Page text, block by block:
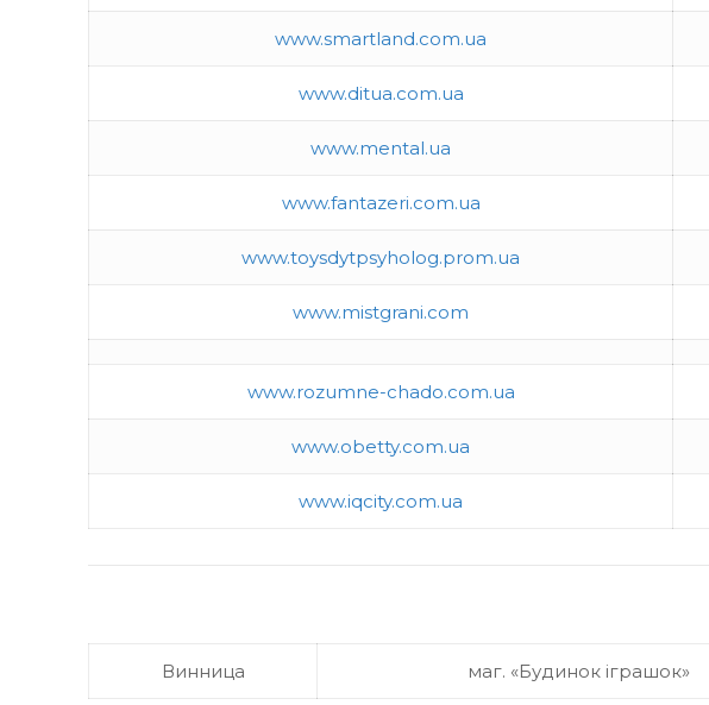
www.smartland.com.ua
www.ditua.com.ua
www.mental.ua
www.fantazeri.com.ua
www.toysdytpsyholog.prom.ua
www.mistgrani.com
www.rozumne-chado.com.ua
www.obetty.com.ua
www.iqcity.com.ua
Винница маг. «Будинок іграшок»